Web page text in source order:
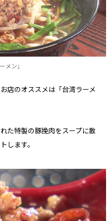
メン」
店のオススメは「台湾ラーメ
た特製の豚挽肉をスープに散
します。